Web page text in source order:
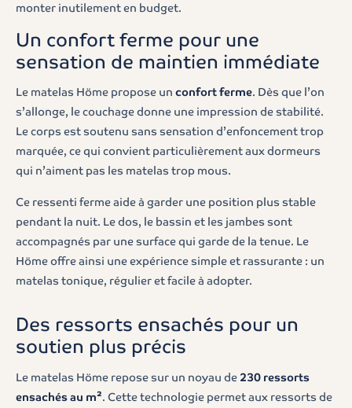
monter inutilement en budget.
Un confort ferme pour une
sensation de maintien immédiate
Le matelas Höme propose un confort ferme. Dès que l’on
s’allonge, le couchage donne une impression de stabilité.
Le corps est soutenu sans sensation d’enfoncement trop
marquée, ce qui convient particulièrement aux dormeurs
qui n’aiment pas les matelas trop mous.
Ce ressenti ferme aide à garder une position plus stable
pendant la nuit. Le dos, le bassin et les jambes sont
accompagnés par une surface qui garde de la tenue. Le
Höme offre ainsi une expérience simple et rassurante : un
matelas tonique, régulier et facile à adopter.
Des ressorts ensachés pour un
soutien plus précis
Le matelas Höme repose sur un noyau de 230 ressorts
ensachés au m². Cette technologie permet aux ressorts de